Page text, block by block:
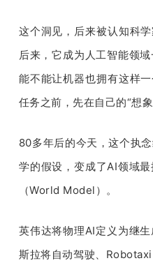
这个洞见，后来被认知科
后来，它成为人工智能领
能不能让机器也拥有这样
任务之前，先在自己的“想
80多年后的今天，这个执
学的假设，变成了AI领域
（World Model）。
英伟达将物理AI定义为继
斯拉将自动驾驶、